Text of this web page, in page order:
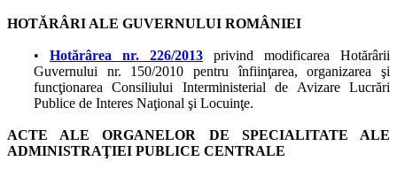
HOTĂRÂRI ALE GUVERNULUI ROMÂNIEI
• Hotărârea nr. 226/2013 privind modificarea Hotărârii
Guvernului nr. 150/2010 pentru înfiinţarea, organizarea şi
funcţionarea Consiliului Interministerial de Avizare Lucrări
Publice de Interes Naţional şi Locuinţe.
ACTE ALE ORGANELOR DE SPECIALITATE ALE
ADMINISTRAŢIEI PUBLICE CENTRALE